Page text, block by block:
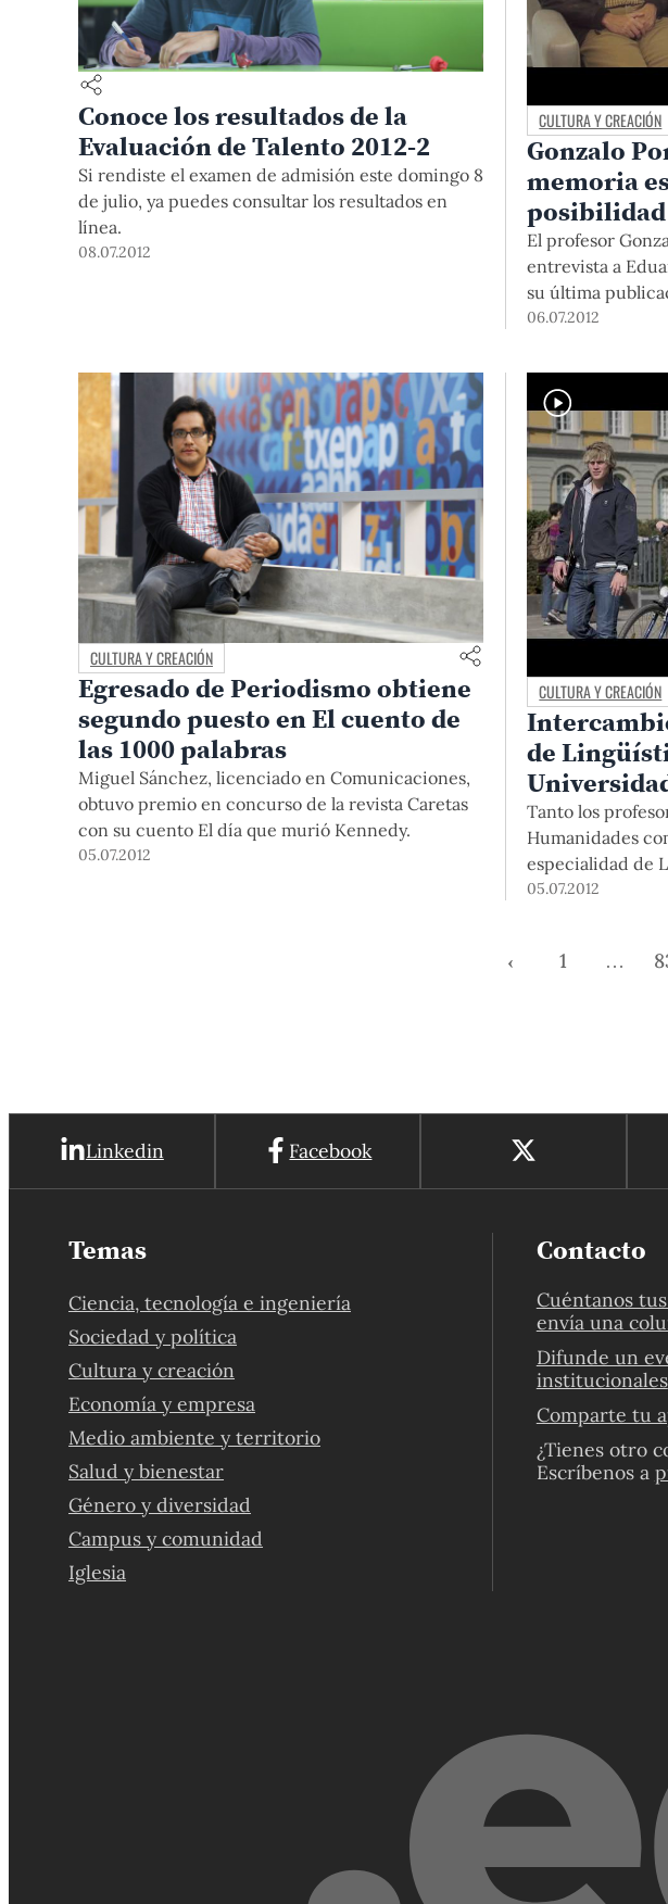
Conoce los resultados de la
Evaluación de Talento 2012-2
Si rendiste el examen de admisión este domingo 8
de julio, ya puedes consultar los resultados en
línea.
08.07.2012
CULTURA Y CREACIÓN
Gonzalo
memoria
El profesor
entrevista a
su última
culturales y
06.07.2012
CULTURA Y CREACIÓN
Egresado de Periodismo obtiene
segundo puesto en El cuento de
las 1000 palabras
Miguel Sánchez, licenciado en Comunicaciones,
obtuvo premio en concurso de la revista Caretas
con su cuento El día que murió Kennedy.
05.07.2012
CULTURA Y CREACIÓN
de
Tanto los
Humanidades
especialidad de
PUCP pueden
DAAD (Servicio
Académico).
05.07.2012
‹ 1 …
Linkedin Facebook
Temas
Ciencia, tecnología e ingeniería
Sociedad y política
Cultura y creación
Economía y empresa
Medio ambiente y territorio
Salud y bienestar
Género y diversidad
Campus y comunidad
Iglesia
Contacto
Cuéntanos
envía una
Difunde un
institucionales
Comparte tu
¿Tienes otro
Escríbenos a